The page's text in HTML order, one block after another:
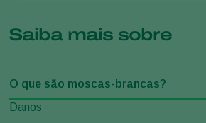
Saiba mais sobre
O que são moscas-brancas?
Danos